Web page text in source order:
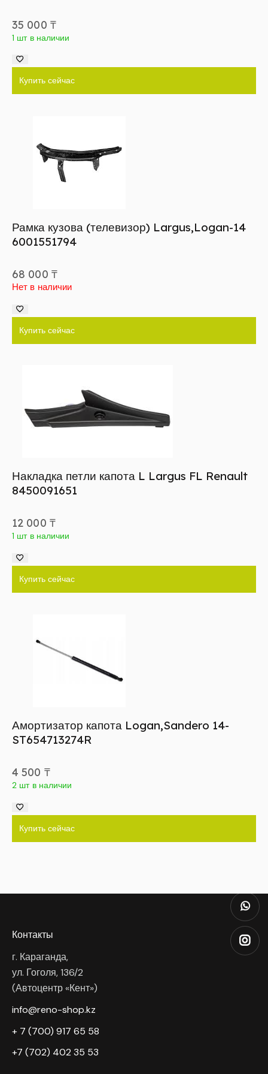
35 000 ₸
1 шт в наличии
Купить сейчас
Рамка кузова (телевизор) Largus,Logan-14
6001551794
68 000 ₸
Нет в наличии
Купить сейчас
Накладка петли капота L Largus FL Renault
8450091651
12 000 ₸
1 шт в наличии
Купить сейчас
Амортизатор капота Logan,Sandero 14-
ST654713274R
4 500 ₸
2 шт в наличии
Купить сейчас
Контакты
г. Караганда,
ул. Гоголя, 136/2
(Автоцентр «Кент»)
info@reno-shop.kz
+ 7 (700) 917 65 58
+7 (702) 402 35 53